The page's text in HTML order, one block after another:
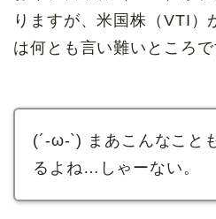
りますが、米国株（VTI）
は何とも言い難いところで
(´-ω-`) まあこんなこと
るよね…しゃーない。